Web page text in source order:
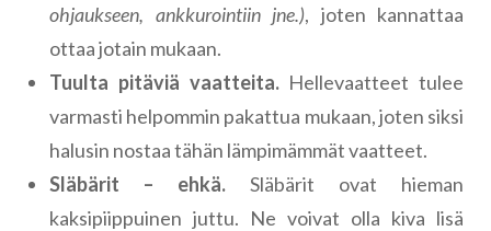
ohjaukseen, ankkurointiin jne.), joten kannattaa
ottaa jotain mukaan.
Tuulta pitäviä vaatteita. Hellevaatteet tulee
varmasti helpommin pakattua mukaan, joten siksi
halusin nostaa tähän lämpimämmät vaatteet.
Släbärit – ehkä. Släbärit ovat hieman
kaksipiippuinen juttu. Ne voivat olla kiva lisä